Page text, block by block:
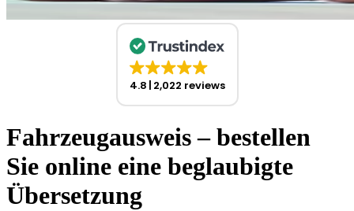
4.8 2,022 reviews
Fahrzeugausweis – bestellen
Sie online eine beglaubigte
Übersetzung